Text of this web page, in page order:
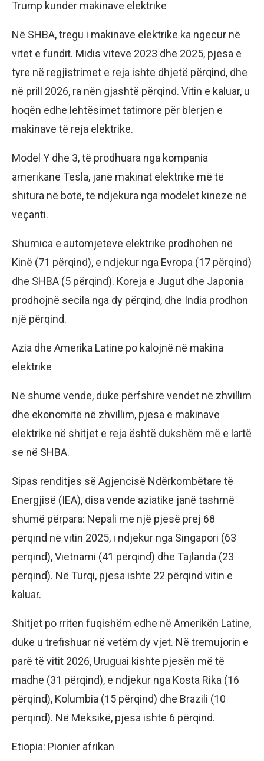
Trump kundër makinave elektrike
Në SHBA, tregu i makinave elektrike ka ngecur në
vitet e fundit. Midis viteve 2023 dhe 2025, pjesa e
tyre në regjistrimet e reja ishte dhjetë përqind, dhe
në prill 2026, ra nën gjashtë përqind. Vitin e kaluar, u
hoqën edhe lehtësimet tatimore për blerjen e
makinave të reja elektrike.
Model Y dhe 3, të prodhuara nga kompania
amerikane Tesla, janë makinat elektrike më të
shitura në botë, të ndjekura nga modelet kineze në
veçanti.
Shumica e automjeteve elektrike prodhohen në
Kinë (71 përqind), e ndjekur nga Evropa (17 përqind)
dhe SHBA (5 përqind). Koreja e Jugut dhe Japonia
prodhojnë secila nga dy përqind, dhe India prodhon
një përqind.
Azia dhe Amerika Latine po kalojnë në makina
elektrike
Në shumë vende, duke përfshirë vendet në zhvillim
dhe ekonomitë në zhvillim, pjesa e makinave
elektrike në shitjet e reja është dukshëm më e lartë
se në SHBA.
Sipas renditjes së Agjencisë Ndërkombëtare të
Energjisë (IEA), disa vende aziatike janë tashmë
shumë përpara: Nepali me një pjesë prej 68
përqind në vitin 2025, i ndjekur nga Singapori (63
përqind), Vietnami (41 përqind) dhe Tajlanda (23
përqind). Në Turqi, pjesa ishte 22 përqind vitin e
kaluar.
Shitjet po rriten fuqishëm edhe në Amerikën Latine,
duke u trefishuar në vetëm dy vjet. Në tremujorin e
parë të vitit 2026, Uruguai kishte pjesën më të
madhe (31 përqind), e ndjekur nga Kosta Rika (16
përqind), Kolumbia (15 përqind) dhe Brazili (10
përqind). Në Meksikë, pjesa ishte 6 përqind.
Etiopia: Pionier afrikan